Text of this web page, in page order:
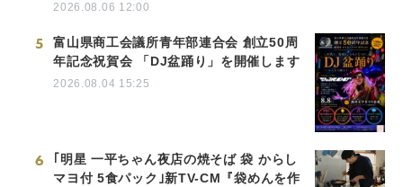
2026.08.06 12:00
5
富山県商工会議所青年部連合会 創立50周
年記念祝賀会 「DJ盆踊り」を開催します
2026.08.04 15:25
6
｢明星 一平ちゃん夜店の焼そば 袋 からし
マヨ付 5食パック｣新TV-CM『袋めんを作